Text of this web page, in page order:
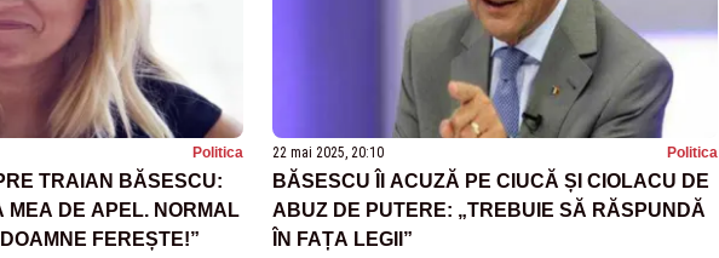
Politica
TRAIAN BĂSESCU:
MEA DE APEL. NORMAL
FEREȘTE!”
22 mai 2025, 20:10 Politica
BĂSESCU ÎI ACUZĂ PE CIUCĂ ȘI CIOLACU DE
ABUZ DE PUTERE: „TREBUIE SĂ RĂSPUNDĂ
ÎN FAȚA LEGII”